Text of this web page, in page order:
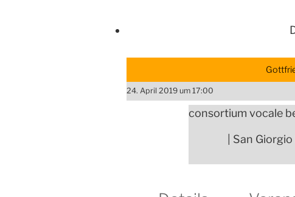
24. April 2019 um 17:00
consortium vocale
| San